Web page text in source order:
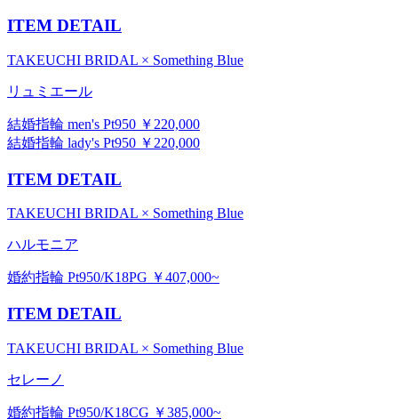
ITEM DETAIL
TAKEUCHI BRIDAL × Something Blue
リュミエール
結婚指輪 men's Pt950 ￥220,000
結婚指輪 lady's Pt950 ￥220,000
ITEM DETAIL
TAKEUCHI BRIDAL × Something Blue
ハルモニア
婚約指輪 Pt950/K18PG ￥407,000~
ITEM DETAIL
TAKEUCHI BRIDAL × Something Blue
セレーノ
婚約指輪 Pt950/K18CG ￥385,000~